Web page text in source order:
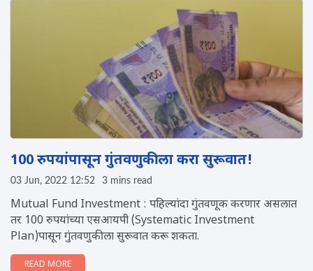
100 रुपयांपासून गुंतवणुकीला करा सुरूवात!
03 Jun, 2022 12:52 3 mins read
Mutual Fund Investment : पहिल्यांदा गुंतवणूक करणार असलात
तर 100 रुपयांच्या एसआयपी (Systematic Investment
Plan)पासून गुंतवणुकीला सुरूवात करू शकता.
READ MORE